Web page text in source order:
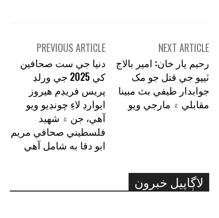
PREVIOUS ARTICLE
دنيا جي ست صحافين
کي 2025 جي ورلڊ
پريس فريڊم هيروز
ايوارڊ لاءِ چونڊيو ويو
آهي، جن ۾ شهيد
فلسطيني صحافي مريم
ابو دقا به شامل آهي
NEXT ARTICLE
رحيم يار خان: امير بالاج
ٽيپو جي قتل جو مک
جوابدار طيفي بٽ مبينا
مقابلي ۾ مارجي ويو
لاڳاپيل خبرون